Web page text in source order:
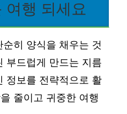
여행 되세요
히 양식을 채우는 것
부드럽게 만드는 지름
정보를 전략적으로 활
줄이고 귀중한 여행